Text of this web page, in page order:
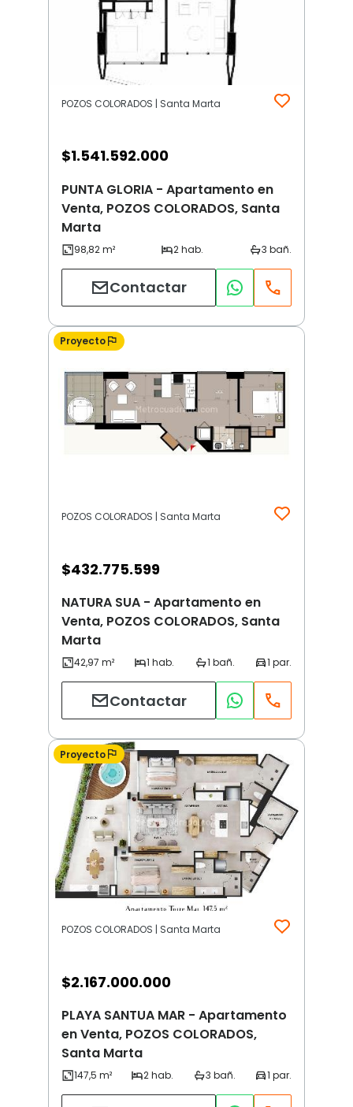
POZOS COLORADOS | Santa Marta
$1.541.592.000
PUNTA GLORIA - Apartamento en
Venta, POZOS COLORADOS, Santa
Marta
Contactar
Proyecto
POZOS COLORADOS | Santa Marta
$432.775.599
NATURA SUA - Apartamento en
Venta, POZOS COLORADOS, Santa
Marta
Contactar
Proyecto
POZOS COLORADOS | Santa Marta
$2.167.000.000
PLAYA SANTUA MAR - Apartamento
en Venta, POZOS COLORADOS,
Santa Marta